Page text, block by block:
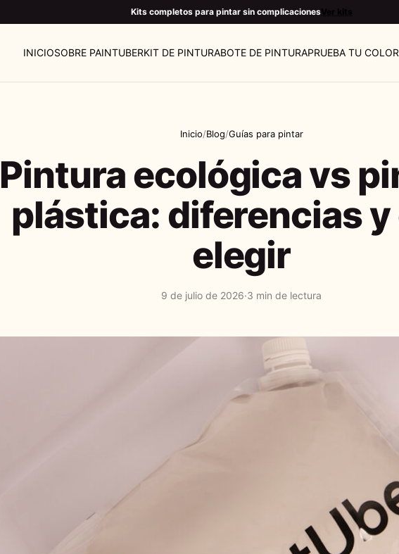
Kits completos para pintar sin complicacionesVer kits
INICIOSOBRE PAINTUBERKIT DE PINTURABOTE DE PINTURAPRUEBA TU COLOR
Inicio/Blog/Guías para pintar
Pintura ecológica vs
plástica: diferencias y
elegir
9 de julio de 2026·3 min de lectura